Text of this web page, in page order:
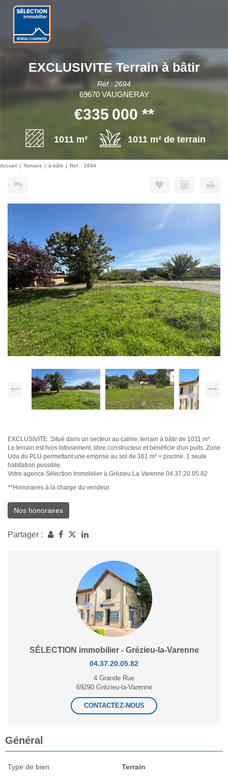
EXCLUSIVITE Terrain à bâtir
Réf : 2694
69670 VAUGNERAY
€335 000 **
1011 m² 1011 m² de terrain
Accueil Terrains à bâtir Ref. : 2694
EXCLUSIVITE. Situé dans un secteur au calme, terrain à bâtir de 1011 m².
Le terrain est hors lotissement, libre constructeur et bénéficie d'un puits. Zone
Uda du PLU permettant une emprise au sol de 161 m² + piscine. 1 seule
habitation possible.
Votre agence Sélection Immobilier à Grézieu La Varenne 04.37.20.05.82
**Honoraires à la charge du vendeur
Nos honoraires
Partager :
SÉLECTION immobilier - Grézieu-la-Varenne
04.37.20.05.82
4 Grande Rue
69290 Grézieu-la-Varenne
CONTACTEZ-NOUS
Général
Type de bien Terrain